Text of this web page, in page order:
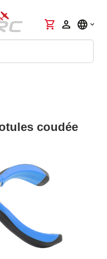
shopping_cart person language
coudée